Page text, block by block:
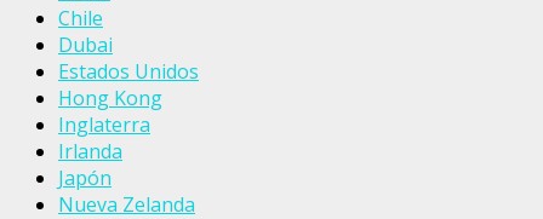
Chile
Dubai
Estados Unidos
Hong Kong
Inglaterra
Irlanda
Japón
Nueva Zelanda